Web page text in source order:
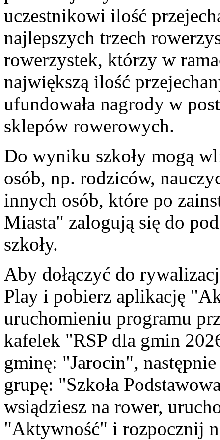
uczestnikowi ilość
najlepszych trzech
rowerzystek, którzy w
największą ilość
ufundowała nagrody w
sklepów rowerowych.
Do wyniku szkoły mogą
osób, np. rodziców,
innych osób, które po
Miasta" zalogują się do
szkoły.
Aby dołączyć do
Play i pobierz aplikację
uruchomieniu programu
kafelek "RSP dla gmin
gminę: "Jarocin",
grupę: "Szkoła
wsiądziesz na rower,
"Aktywność" i rozpocznij